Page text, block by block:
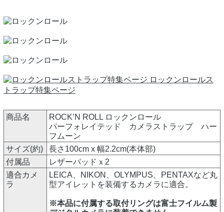
ロックンロールス
トラップ特集ページ
商品名
ROCK’N ROLL ロックンロール
パーフォレイテッド カメラストラップ ハー
フムーン
サイズ(約)
長さ100cm x 幅2.2cm(本体部)
付属品
レザーパッドｘ2
適合カメ
ラ
LEICA、NIKON、OLYMPUS、PENTAXなど丸
型アイレットを装備するカメラに適合。
※本品に付属する取付リングは富士フイルム製